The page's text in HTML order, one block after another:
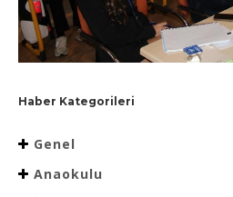
Haber Kategorileri
Genel
Anaokulu